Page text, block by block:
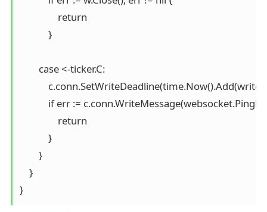
                return
            }
        case <-ticker.C:
if err :=
                return
            }
        }
    }
}